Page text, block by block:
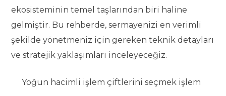
ekosisteminin temel taşlarından biri haline
gelmiştir. Bu rehberde, sermayenizi en verimli
şekilde yönetmeniz için gereken teknik detayları
ve stratejik yaklaşımları inceleyeceğiz.
Yoğun hacimli işlem çiftlerini seçmek işlem